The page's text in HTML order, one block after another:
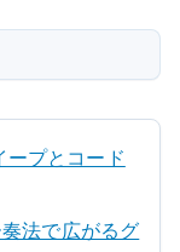
プとコード
法で広がるグ